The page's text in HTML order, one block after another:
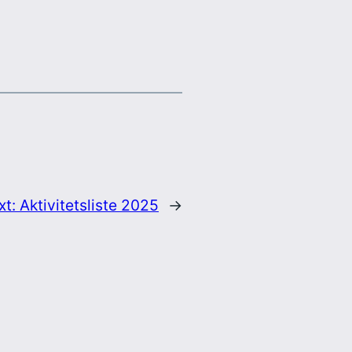
Aktivitetsliste 2025 →